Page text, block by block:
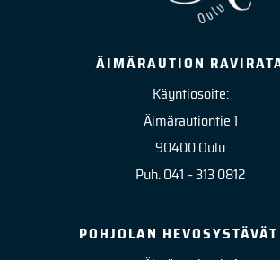
ÄIMÄRAUTION
Käyntiosoite:
Äimärautiontie 1
90400 Oulu
Puh. 041 – 313 0812
POHJOLAN